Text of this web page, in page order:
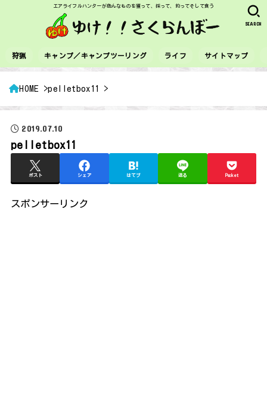
エアライフルハンターが色んなものを獲って、採って、釣ってそして食う
狩猟 キャンプ／キャンプツーリング ライフ サイトマップ
SEARCH
HOME pelletbox11
2019.07.10
pelletbox11
ポスト シェア はてブ 送る Pocket
スポンサーリンク